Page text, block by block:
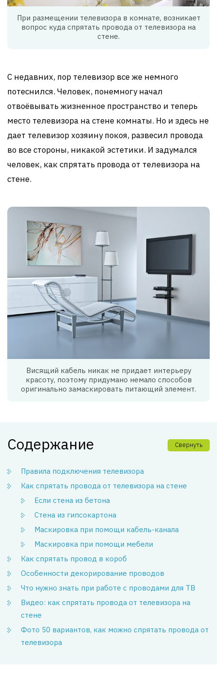
При размещении телевизора в комнате, возникает
вопрос куда спрятать провода от телевизора на
стене.
С недавних, пор телевизор все же немного
потеснился. Человек, понемногу начал
отвоёвывать жизненное пространство и теперь
место телевизора на стене комнаты. Но и здесь не
дает телевизор хозяину покоя, развесил провода
во все стороны, никакой эстетики. И задумался
человек, как спрятать провода от телевизора на
стене.
Висящий кабель никак не придает интерьеру
красоту, поэтому придумано немало способов
оригинально замаскировать питающий элемент.
Содержание Свернуть
Правила подключения телевизора
Как спрятать провода от телевизора на стене
Если стена из бетона
Стена из гипсокартона
Маскировка при помощи кабель-канала
Маскировка при помощи мебели
Как спрятать провод в короб
Особенности декорирование проводов
Что нужно знать при работе с проводами для ТВ
Видео: как спрятать провода от телевизора на
стене
Фото 50 вариантов, как можно спрятать провода от
телевизора